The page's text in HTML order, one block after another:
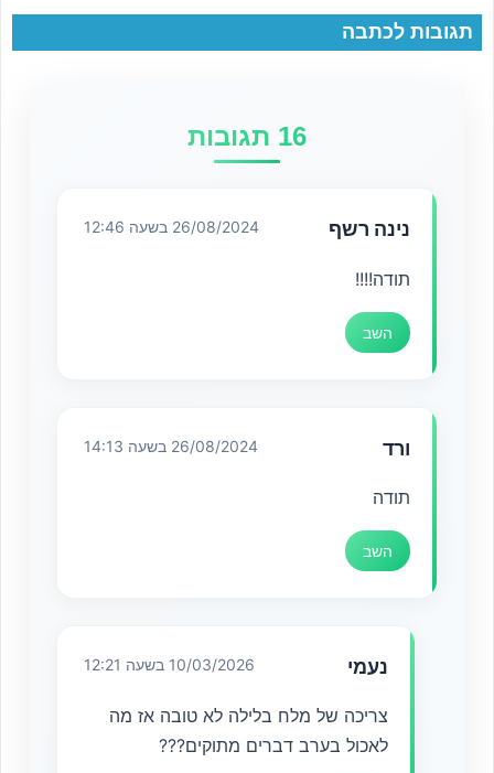
תגובות לכתבה
16 תגובות
נינה רשף 26/08/2024 בשעה 12:46
תודה!!!!
השב
ורד 26/08/2024 בשעה 14:13
תודה
השב
נעמי 10/03/2026 בשעה 12:21
צריכה של מלח בלילה לא טובה אז מה
לאכול בערב דברים מתוקים???